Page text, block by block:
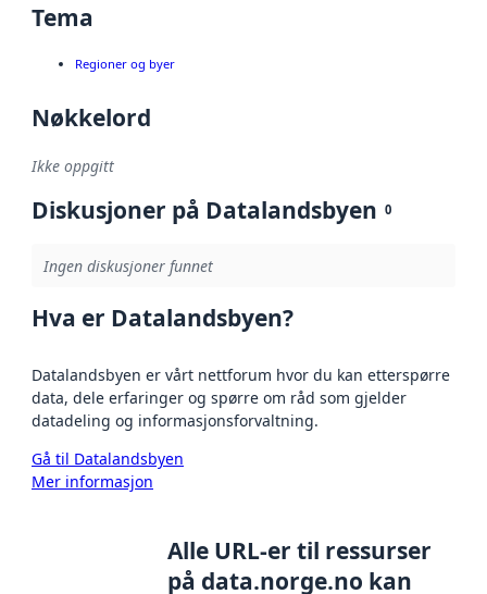
Tema
Regioner og byer
Nøkkelord
Ikke oppgitt
Diskusjoner på Datalandsbyen 0
Ingen diskusjoner funnet
Hva er Datalandsbyen?
Datalandsbyen er vårt nettforum hvor du kan etterspørre
data, dele erfaringer og spørre om råd som gjelder
datadeling og informasjonsforvaltning.
Gå til Datalandsbyen
Mer informasjon
Alle URL-er til ressurser
på data.norge.no kan